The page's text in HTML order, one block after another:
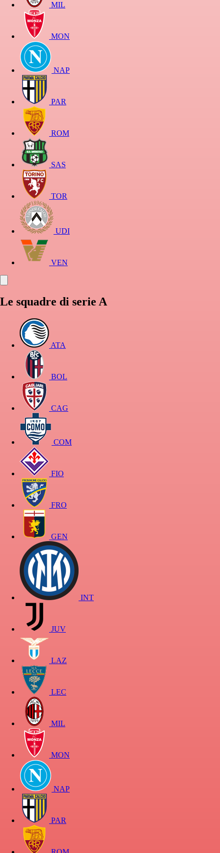
MIL
MON
NAP
PAR
ROM
SAS
TOR
UDI
VEN
Le squadre di serie A
ATA
BOL
CAG
COM
FIO
FRO
GEN
INT
JUV
LAZ
LEC
MIL
MON
NAP
PAR